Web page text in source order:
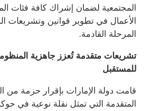
المجتمعية لضمان إشراك كافة فئات
الأعمال في تطوير قوانين وتشريعات
المرحلة القادمة.
تشريعات متقدمة تُعزز جاهزية
للمستقبل
قامت دولة الإمارات بإقرار حزمة من
المتقدمة التي تمثل نقلة نوعية في